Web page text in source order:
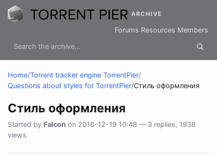
ARCHIVE
Forums Resources Members
Home/Torrent tracker engine TorrentPier/
Questions about styles for TorrentPier/Стиль оформления
Стиль оформления
Started by Falcon on 2016-12-19 10:48 — 3 replies, 1938
views